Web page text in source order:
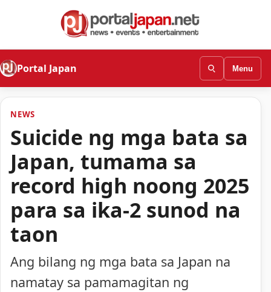
Portal Japan Menu
NEWS
Suicide ng mga bata sa
Japan, tumama sa
record high noong 2025
para sa ika-2 sunod na
taon
Ang bilang ng mga bata sa Japan na
namatay sa pamamagitan ng